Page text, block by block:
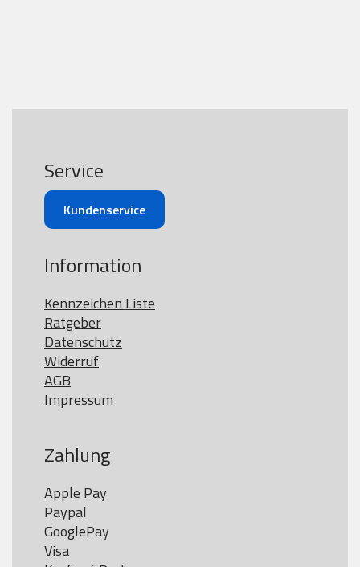
Service
Kundenservice
Information
Kennzeichen Liste
Ratgeber
Datenschutz
Widerruf
AGB
Impressum
Zahlung
Apple Pay
Paypal
GooglePay
Visa